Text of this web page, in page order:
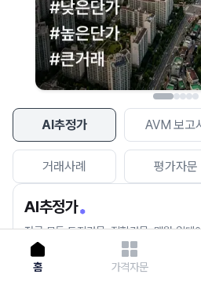
AI추정가 AVM 보고
거래사례 평가자문
AI추정가
전국 모든 토지건물, 집합건물, 매월 업데
세요.
홈 가격자문